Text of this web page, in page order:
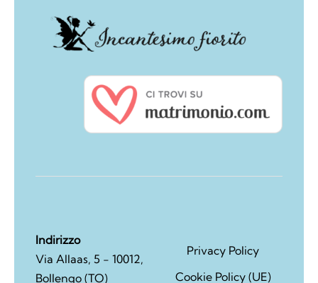
Indirizzo
Via Allaas, 5 - 10012,
Bollengo (TO)
Privacy Policy
Cookie Policy (UE)